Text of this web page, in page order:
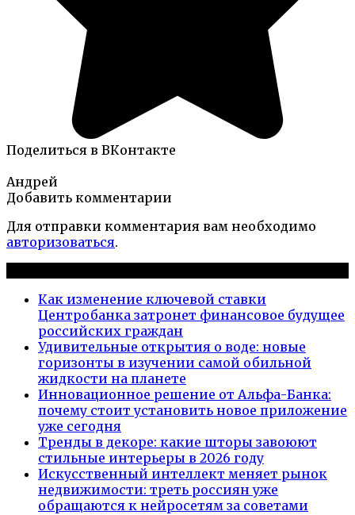
Поделиться в ВКонтакте
Андрей
Добавить комментарии
Для отправки комментария вам необходимо
авторизоваться.
Как изменение ключевой ставки
Центробанка затронет финансовое будущее
российских граждан
Удивительные открытия о воде: новые
горизонты в изучении самой обильной
жидкости на планете
Инновационное решение от Альфа-Банка:
почему стоит установить новое приложение
уже сегодня
Тренды в декоре: какие шторы завоюют
стильные интерьеры в 2026 году
Искусственный интеллект меняет рынок
недвижимости: треть россиян уже
обращаются к нейросетям за советами